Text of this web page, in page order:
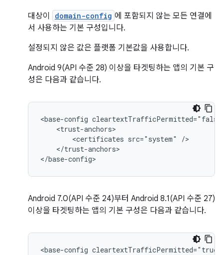
대상이
domain-config 에 포함되지 않는 모든 연결에
서 사용하는 기본 구성입니다.
설정되지 않은 값은 플랫폼 기본값을 사용합니다.
Android 9(API 수준 28) 이상을 타겟팅하는 앱의 기본 구
성은 다음과 같습니다.
<base-config
<certificates src="system"
</trust-anchors>
</base-config>
Android 7.0(API 수준 24)부터 Android 8.1(API 수준 27)
이상을 타겟팅하는 앱의 기본 구성은 다음과 같습니다.
<base-config